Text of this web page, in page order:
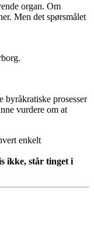
organ. Om
Men det spørsmålet
byråkratiske prosesser
vurdere om at
enkelt
ikke, står tinget i